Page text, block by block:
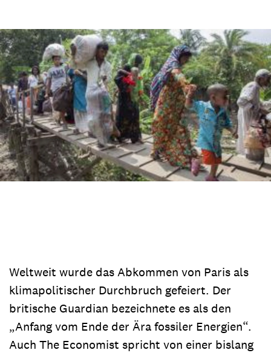
Weltweit wurde das Abkommen von Paris als
klimapolitischer Durchbruch gefeiert. Der
britische Guardian bezeichnete es als den
„Anfang vom Ende der Ära fossiler Energien“.
Auch The Economist spricht von einer bislang